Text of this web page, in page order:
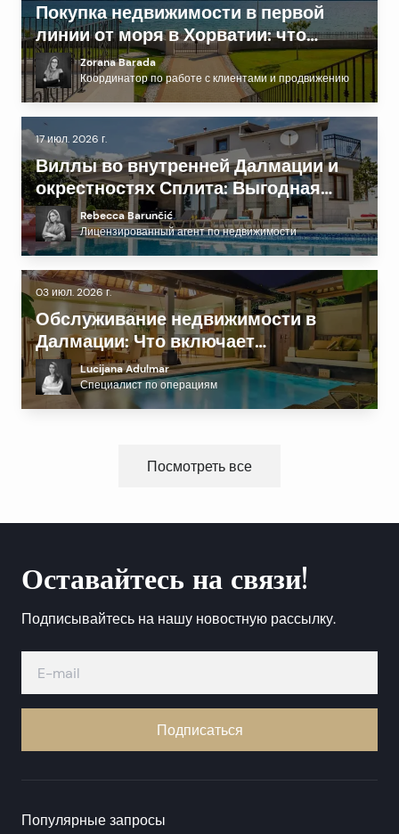
Покупка недвижимости в первой
линии от моря в Хорватии: что
нужно знать перед инвестированием
Zorana Barada
Координатор по работе с клиентами и продвижению
17 июл. 2026 г.
Виллы во внутренней Далмации и
окрестностях Сплита: Выгодная
альтернатива побережью?
Rebecca Barunčić
Лицензированный агент по недвижимости
03 июл. 2026 г.
Обслуживание недвижимости в
Далмации: Что включает
профессиональный Property
Management и сколько стоит?
Lucijana Adulmar
Специалист по операциям
Посмотреть все
Оставайтесь на связи!
Подписывайтесь на нашу новостную рассылку.
Подписаться
Популярные запросы